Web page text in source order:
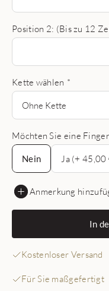
Position 2: (Bis zu 12
Kette wählen *
Ohne Kette
Möchten Sie eine
Nein
Nein
Ja (+ 45,00
Anmerkung
In
Kostenloser Versand
Für Sie maßgefertigt